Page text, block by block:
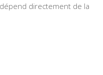
directement de la